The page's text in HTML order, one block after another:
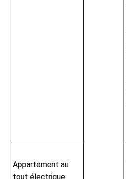
Appartement au
tout électrique